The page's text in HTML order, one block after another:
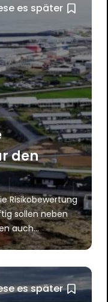
es später
den
Risikobewertung
sollen neben
auch...
es später